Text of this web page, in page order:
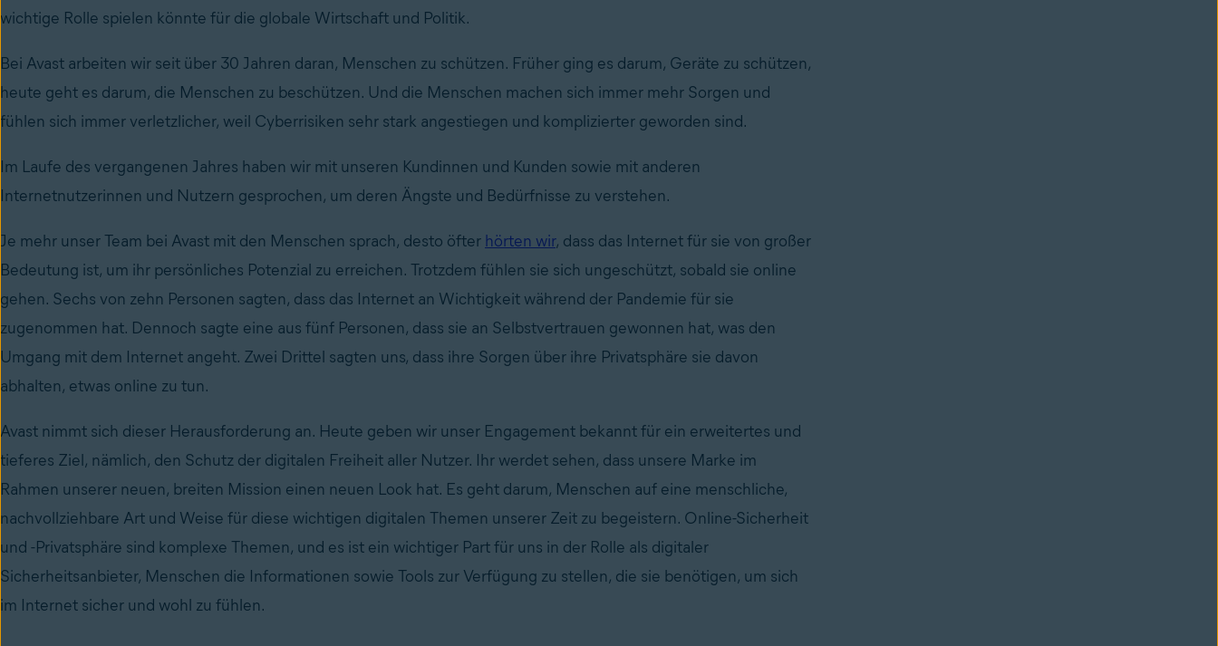
wichtige Rolle spielen könnte für die globale Wirtschaft und Politik.
Bei Avast arbeiten wir seit über 30 Jahren daran, Menschen zu schützen. Früher ging es darum, Geräte zu schützen,
heute geht es darum, die Menschen zu beschützen. Und die Menschen machen sich immer mehr Sorgen und
fühlen sich immer verletzlicher, weil Cyberrisiken sehr stark angestiegen und komplizierter geworden sind.
Im Laufe des vergangenen Jahres haben wir mit unseren Kundinnen und Kunden sowie mit anderen
Internetnutzerinnen und Nutzern gesprochen, um deren Ängste und Bedürfnisse zu verstehen.
Je mehr unser Team bei Avast mit den Menschen sprach, desto öfter hörten wir, dass das Internet für sie von großer
Bedeutung ist, um ihr persönliches Potenzial zu erreichen. Trotzdem fühlen sie sich ungeschützt, sobald sie online
gehen. Sechs von zehn Personen sagten, dass das Internet an Wichtigkeit während der Pandemie für sie
zugenommen hat. Dennoch sagte eine aus fünf Personen, dass sie an Selbstvertrauen gewonnen hat, was den
Umgang mit dem Internet angeht. Zwei Drittel sagten uns, dass ihre Sorgen über ihre Privatsphäre sie davon
abhalten, etwas online zu tun.
Avast nimmt sich dieser Herausforderung an. Heute geben wir unser Engagement bekannt für ein erweitertes und
tieferes Ziel, nämlich, den Schutz der digitalen Freiheit aller Nutzer. Ihr werdet sehen, dass unsere Marke im
Rahmen unserer neuen, breiten Mission einen neuen Look hat. Es geht darum, Menschen auf eine menschliche,
nachvollziehbare Art und Weise für diese wichtigen digitalen Themen unserer Zeit zu begeistern. Online-Sicherheit
und -Privatsphäre sind komplexe Themen, und es ist ein wichtiger Part für uns in der Rolle als digitaler
Sicherheitsanbieter, Menschen die Informationen sowie Tools zur Verfügung zu stellen, die sie benötigen, um sich
im Internet sicher und wohl zu fühlen.